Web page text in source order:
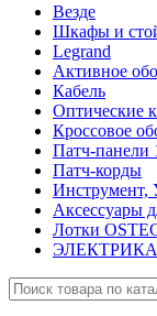
Везде
Шкафы и
Legrand
Активное
Кабель
Оптические
Кроссовое
Патч-панели
Патч-корды
Инструмент,
Аксессуары
Лотки
ЭЛЕКТРИКА